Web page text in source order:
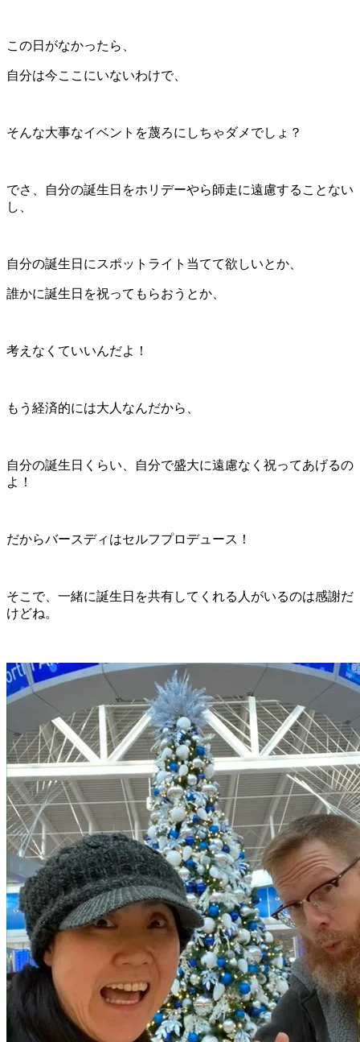
この日がなかったら、
自分は今ここにいないわけで、
そんな大事なイベントを蔑ろにしちゃダメでしょ？
でさ、自分の誕生日をホリデーやら師走に遠慮することない
し、
自分の誕生日にスポットライト当てて欲しいとか、
誰かに誕生日を祝ってもらおうとか、
考えなくていいんだよ！
もう経済的には大人なんだから、
自分の誕生日くらい、自分で盛大に遠慮なく祝ってあげるの
よ！
だからバースディはセルフプロデュース！
そこで、一緒に誕生日を共有してくれる人がいるのは感謝だ
けどね。